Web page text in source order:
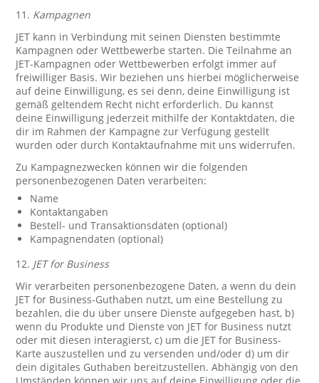
11. Kampagnen
JET kann in Verbindung mit seinen Diensten bestimmte
Kampagnen oder Wettbewerbe starten. Die Teilnahme an
JET-Kampagnen oder Wettbewerben erfolgt immer auf
freiwilliger Basis. Wir beziehen uns hierbei möglicherweise
auf deine Einwilligung, es sei denn, deine Einwilligung ist
gemäß geltendem Recht nicht erforderlich. Du kannst
deine Einwilligung jederzeit mithilfe der Kontaktdaten, die
dir im Rahmen der Kampagne zur Verfügung gestellt
wurden oder durch Kontaktaufnahme mit uns widerrufen.
Zu Kampagnezwecken können wir die folgenden
personenbezogenen Daten verarbeiten:
Name
Kontaktangaben
Bestell- und Transaktionsdaten (optional)
Kampagnendaten (optional)
12. JET for Business
Wir verarbeiten personenbezogene Daten, a wenn du dein
JET for Business-Guthaben nutzt, um eine Bestellung zu
bezahlen, die du über unsere Dienste aufgegeben hast, b)
wenn du Produkte und Dienste von JET for Business nutzt
oder mit diesen interagierst, c) um die JET for Business-
Karte auszustellen und zu versenden und/oder d) um dir
dein digitales Guthaben bereitzustellen. Abhängig von den